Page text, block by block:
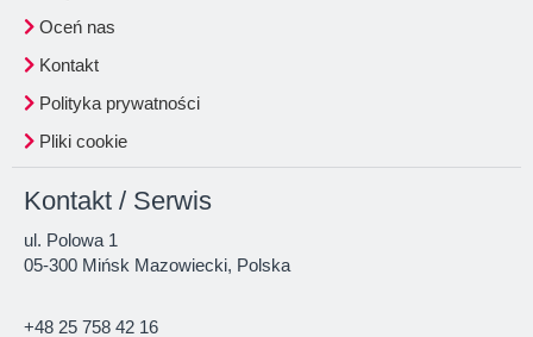
Oceń nas
Kontakt
Polityka prywatności
Pliki cookie
Kontakt / Serwis
ul. Polowa 1
05-300 Mińsk Mazowiecki, Polska
+48 25 758 42 16